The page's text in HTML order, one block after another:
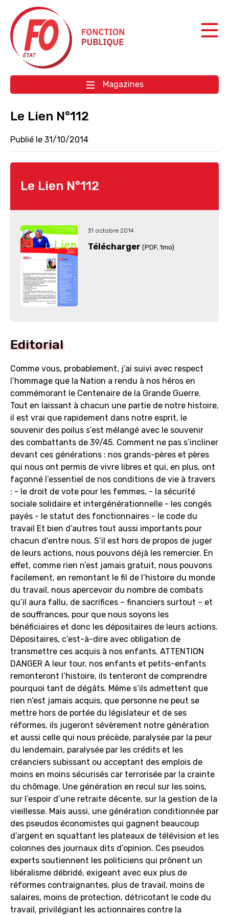
Aller à la navigation
Aller au contenu
Magazines
Le Lien N°112
Publié le 31/10/2014
Le Lien N°112
31 octobre 2014
Télécharger (PDF, 1mo)
Editorial
Comme vous, probablement, j’ai suivi avec respect
l’hommage que la Nation a rendu à nos héros en
commémorant le Centenaire de la Grande Guerre.
Tout en laissant à chacun une partie de notre histoire,
il est vrai que rapidement dans notre esprit, le
souvenir des poilus s’est mélangé avec le souvenir
des combattants de 39/45. Comment ne pas s’incliner
devant ces générations : nos grands-pères et pères
qui nous ont permis de vivre libres et qui, en plus, ont
façonné l’essentiel de nos conditions de vie à travers
: - le droit de vote pour les femmes, - la sécurité
sociale solidaire et intergénérationnelle - les congés
payés - le statut des fonctionnaires - le code du
travail Et bien d’autres tout aussi importants pour
chacun d’entre nous. S’il est hors de propos de juger
de leurs actions, nous pouvons déjà les remercier. En
effet, comme rien n’est jamais gratuit, nous pouvons
facilement, en remontant le fil de l’histoire du monde
du travail, nous apercevoir du nombre de combats
qu’il aura fallu, de sacrifices – financiers surtout – et
de souffrances, pour que nous soyons les
bénéficiaires et donc les dépositaires de leurs actions.
Dépositaires, c’est-à-dire avec obligation de
transmettre ces acquis à nos enfants. ATTENTION
DANGER A leur tour, nos enfants et petits-enfants
remonteront l’histoire, ils tenteront de comprendre
pourquoi tant de dégâts. Même s’ils admettent que
rien n’est jamais acquis, que personne ne peut se
mettre hors de portée du législateur et de ses
réformes, ils jugeront sévèrement notre génération
et aussi celle qui nous précède, paralysée par la peur
du lendemain, paralysée par les crédits et les
créanciers subissant ou acceptant des emplois de
moins en moins sécurisés car terrorisée par la crainte
du chômage. Une génération en recul sur les soins,
sur l’espoir d’une retraite décente, sur la gestion de la
vieillesse. Mais aussi, une génération conditionnée par
des pseudos économistes qui gagnent beaucoup
d’argent en squattant les plateaux de télévision et les
colonnes des journaux dits d’opinion. Ces pseudos
experts soutiennent les politiciens qui prônent un
libéralisme débridé, exigeant avec eux plus de
réformes contraignantes, plus de travail, moins de
salaires, moins de protection, détricotant le code du
travail, privilégiant les actionnaires contre la